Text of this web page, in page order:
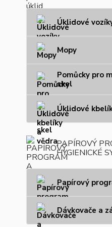
Úklidové
Mopy
Pomůcky pro
skel
Úklidové
PAPÍROVÝ
HYGIENICKÉ
Papírový
Dávkovače a